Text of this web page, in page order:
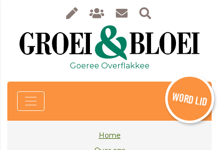
Goeree Overflakkee
WORD LID
Home